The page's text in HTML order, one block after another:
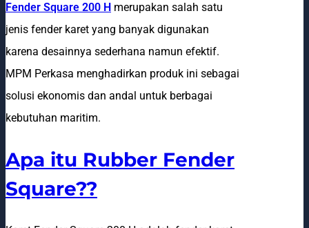
Fender Square 200 H merupakan salah satu
jenis fender karet yang banyak digunakan
karena desainnya sederhana namun efektif.
MPM Perkasa menghadirkan produk ini sebagai
solusi ekonomis dan andal untuk berbagai
kebutuhan maritim.
Apa itu Rubber Fender
Square??